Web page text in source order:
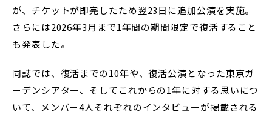
が、チケットが即完したため翌23日に追加公演を実施。
さらには2026年3月まで1年間の期間限定で復活すること
も発表した。
同誌では、復活までの10年や、復活公演となった東京ガ
ーデンシアター、そしてこれからの1年に対する思いにつ
いて、メンバー4人それぞれのインタビューが掲載される